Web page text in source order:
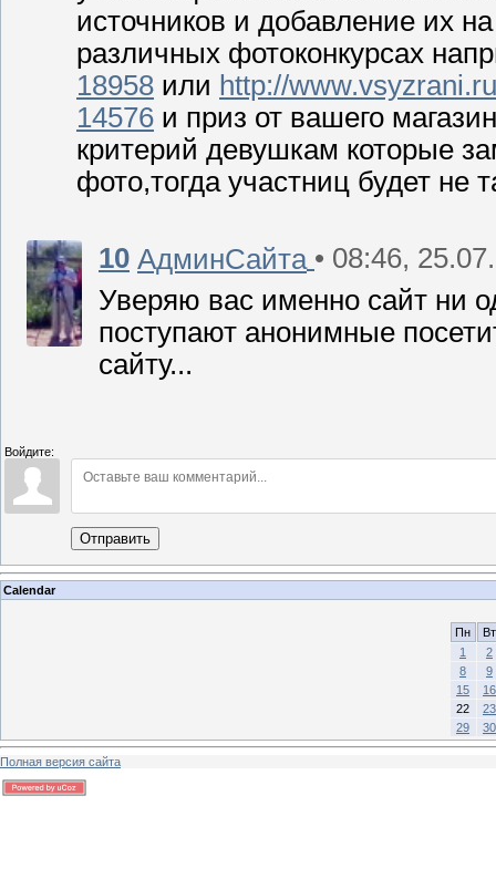
источников и добавление их
различных фотоконкурсах
18958 или http://
14576 и приз от вашего
критерий девушкам которые
фото,тогда участниц будет не
10 АдминСайта • 08:46,
Уверяю вас именно сайт ни
поступают анонимные
сайту...
Войдите:
Отправить
Calendar
Пн
Вт
1
2
8
9
15
16
22
23
29
30
Полная версия сайта